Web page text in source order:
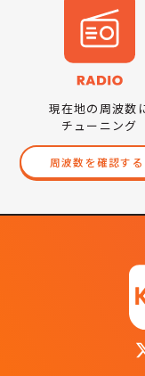
現在地の周波数
チューニング
周波数を確認する